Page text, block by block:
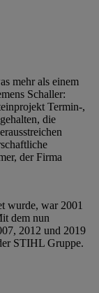
mehr als einem
Schaller:
Termin-,
die
der Firma
wurde, war 2001
dem nun
2012 und 2019
STIHL Gruppe.